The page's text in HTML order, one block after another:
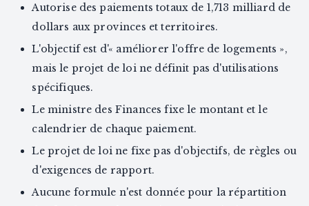
Autorise des paiements totaux de 1,713 milliard de
dollars aux provinces et territoires.
L'objectif est d'« améliorer l'offre de logements »,
mais le projet de loi ne définit pas d'utilisations
spécifiques.
Le ministre des Finances fixe le montant et le
calendrier de chaque paiement.
Le projet de loi ne fixe pas d'objectifs, de règles ou
d'exigences de rapport.
Aucune formule n'est donnée pour la répartition